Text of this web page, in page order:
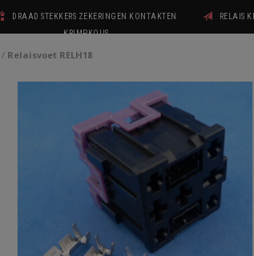
DRAAD STEKKERS ZEKERINGEN KONTAKTEN
KRIMPKOUS
RELAIS
/ Relaisvoet RELH18